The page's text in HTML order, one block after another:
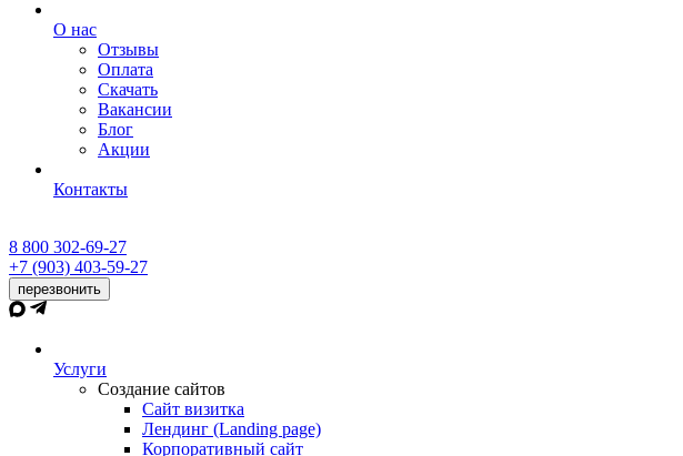
О нас
Отзывы
Оплата
Скачать
Вакансии
Блог
Акции
Контакты
8 800 302-69-27
+7 (903) 403-59-27
перезвонить
Услуги
Создание сайтов
Сайт визитка
Лендинг (Landing page)
Корпоративный сайт